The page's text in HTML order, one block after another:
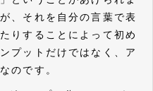
、それを自分の言葉で表
りすることによって初め
プットだけではなく、ア
のです。